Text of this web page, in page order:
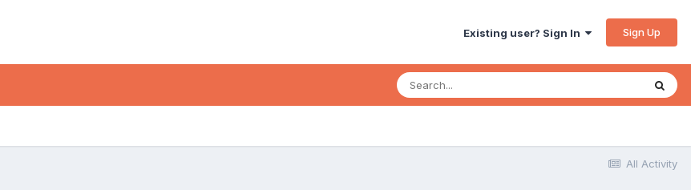
Existing user? Sign In Sign Up
All Activity